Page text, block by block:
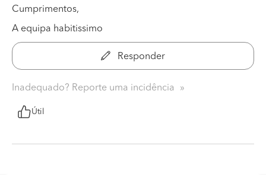
Cumprimentos,
A equipa habitissimo
Responder
Inadequado? Reporte uma incidência
Útil